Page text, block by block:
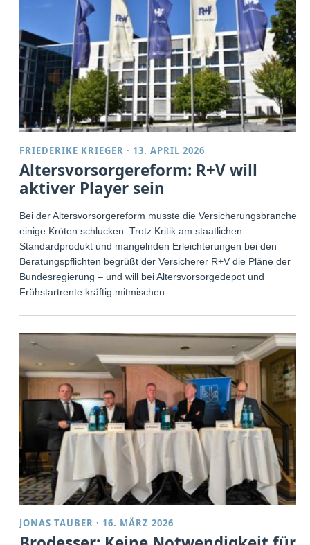
FRIEDERIKE KRIEGER · 13. APRIL 2026
Altersvorsorgereform: R+V will
aktiver Player sein
Bei der Altersvorsorgereform musste die Versicherungsbranche
einige Kröten schlucken. Trotz Kritik am staatlichen
Standardprodukt und mangelnden Erleichterungen bei den
Beratungspflichten begrüßt der Versicherer R+V die Pläne der
Bundesregierung – und will bei Altersvorsorgedepot und
Frühstartrente kräftig mitmischen.
JONAS TAUBER · 16. MÄRZ 2026